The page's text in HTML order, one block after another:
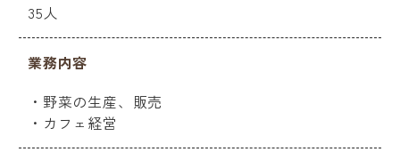
35人
業務内容
・野菜の生産、販売
・カフェ経営